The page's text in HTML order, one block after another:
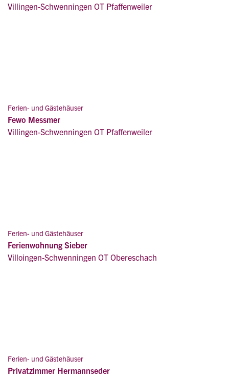
Villingen-Schwenningen OT Pfaffenweiler
Ferien- und Gästehäuser
Fewo Messmer
Villingen-Schwenningen OT Pfaffenweiler
Ferien- und Gästehäuser
Ferienwohnung Sieber
Villoingen-Schwenningen OT Obereschach
Ferien- und Gästehäuser
Privatzimmer Hermannseder